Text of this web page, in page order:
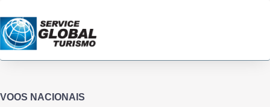
VOOS NACIONAIS